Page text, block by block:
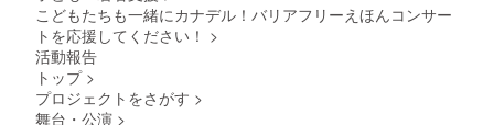
り」
の2004
討くだ
さい ＜
場所に
出張可
こどもたちも一緒にカナデル！バリアフリーえほんコンサー
トを応援してください！ >
活動報告
トップ >
プロジェクトをさがす >
舞台・公演 >